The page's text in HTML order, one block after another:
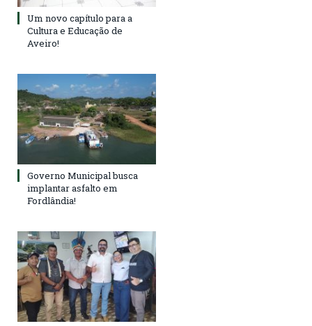
Um novo capítulo para a
Cultura e Educação de
Aveiro!
Governo Municipal busca
implantar asfalto em
Fordlândia!